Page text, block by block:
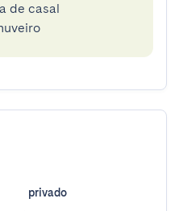
de casal
privado